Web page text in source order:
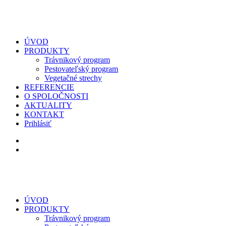
ÚVOD
PRODUKTY
Trávnikový program
Pestovateľský program
Vegetačné strechy
REFERENCIE
O SPOLOČNOSTI
AKTUALITY
KONTAKT
Prihlásiť
ÚVOD
PRODUKTY
Trávnikový program